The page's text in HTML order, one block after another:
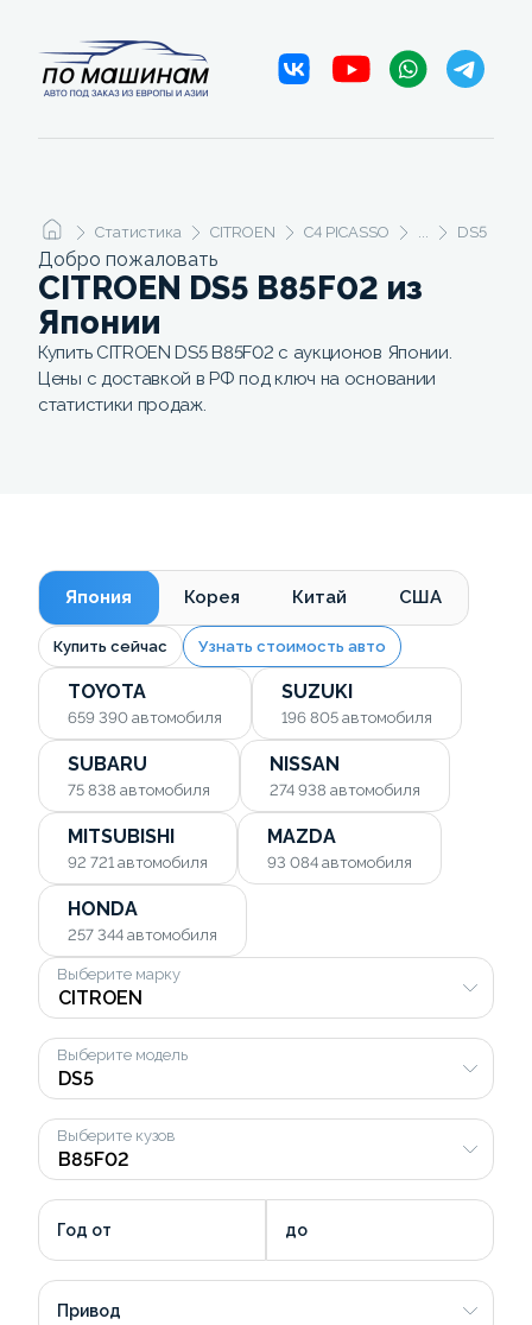
Статистика CITROEN C4 PICASSO ... DS5
Добро пожаловать
CITROEN DS5 B85F02 из
Японии
Купить CITROEN DS5 B85F02 с аукционов Японии.
Цены с доставкой в РФ под ключ на основании
статистики продаж.
Япония Корея Китай США
Купить сейчас Узнать стоимость авто
TOYOTA
659 390 автомобиля
SUZUKI
196 805 автомобиля
SUBARU
75 838 автомобиля
NISSAN
274 938 автомобиля
MITSUBISHI
92 721 автомобиля
MAZDA
93 084 автомобиля
HONDA
257 344 автомобиля
Выберите марку
Выберите модель
Выберите кузов
Год от до
Привод